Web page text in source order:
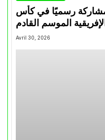
رسميًا في كأس
Avril 30, 2026